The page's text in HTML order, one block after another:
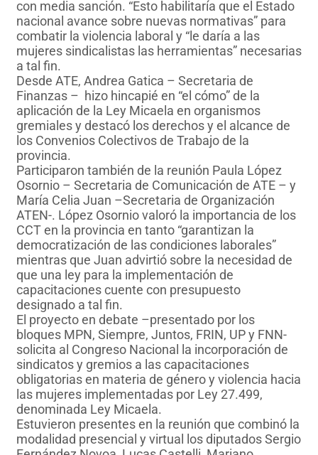
con media sanción. “Esto habilitaría que el Estado
nacional avance sobre nuevas normativas” para
combatir la violencia laboral y “le daría a las
mujeres sindicalistas las herramientas” necesarias
a tal fin.
Desde ATE, Andrea Gatica – Secretaria de
Finanzas – hizo hincapié en “el cómo” de la
aplicación de la Ley Micaela en organismos
gremiales y destacó los derechos y el alcance de
los Convenios Colectivos de Trabajo de la
provincia.
Participaron también de la reunión Paula López
Osornio – Secretaria de Comunicación de ATE – y
María Celia Juan –Secretaria de Organización
ATEN-. López Osornio valoró la importancia de los
CCT en la provincia en tanto “garantizan la
democratización de las condiciones laborales”
mientras que Juan advirtió sobre la necesidad de
que una ley para la implementación de
capacitaciones cuente con presupuesto
designado a tal fin.
El proyecto en debate –presentado por los
bloques MPN, Siempre, Juntos, FRIN, UP y FNN-
solicita al Congreso Nacional la incorporación de
sindicatos y gremios a las capacitaciones
obligatorias en materia de género y violencia hacia
las mujeres implementadas por Ley 27.499,
denominada Ley Micaela.
Estuvieron presentes en la reunión que combinó la
modalidad presencial y virtual los diputados Sergio